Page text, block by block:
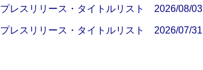
プレスリリース・タイトルリスト 2026/08/03
プレスリリース・タイトルリスト 2026/07/31